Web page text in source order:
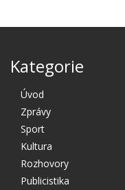
Kategorie
Úvod
Zprávy
Sport
Kultura
Rozhovory
Publicistika